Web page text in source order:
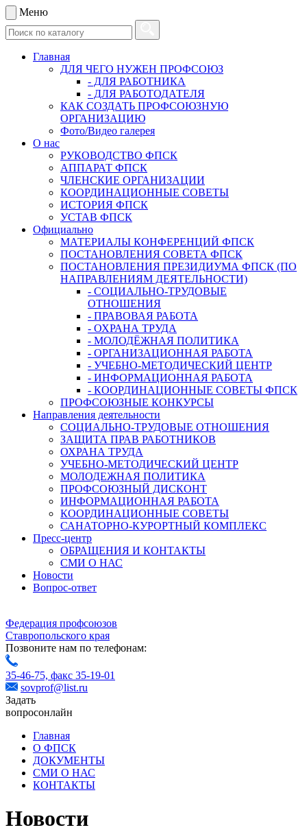
Меню
Главная
ДЛЯ ЧЕГО НУЖЕН ПРОФСОЮЗ
- ДЛЯ РАБОТНИКА
- ДЛЯ РАБОТОДАТЕЛЯ
КАК СОЗДАТЬ ПРОФСОЮЗНУЮ
ОРГАНИЗАЦИЮ
Фото/Видео галерея
О нас
РУКОВОДСТВО ФПСК
АППАРАТ ФПСК
ЧЛЕНСКИЕ ОРГАНИЗАЦИИ
КООРДИНАЦИОННЫЕ СОВЕТЫ
ИСТОРИЯ ФПСК
УСТАВ ФПСК
Официально
МАТЕРИАЛЫ КОНФЕРЕНЦИЙ ФПСК
ПОСТАНОВЛЕНИЯ СОВЕТА ФПСК
ПОСТАНОВЛЕНИЯ ПРЕЗИДИУМА ФПСК (ПО
НАПРАВЛЕНИЯМ ДЕЯТЕЛЬНОСТИ)
- СОЦИАЛЬНО-ТРУДОВЫЕ
ОТНОШЕНИЯ
- ПРАВОВАЯ РАБОТА
- ОХРАНА ТРУДА
- МОЛОДЁЖНАЯ ПОЛИТИКА
- ОРГАНИЗАЦИОННАЯ РАБОТА
- УЧЕБНО-МЕТОДИЧЕСКИЙ ЦЕНТР
- ИНФОРМАЦИОННАЯ РАБОТА
- КООРДИНАЦИОННЫЕ СОВЕТЫ ФПСК
ПРОФСОЮЗНЫЕ КОНКУРСЫ
Направления деятельности
СОЦИАЛЬНО-ТРУДОВЫЕ ОТНОШЕНИЯ
ЗАЩИТА ПРАВ РАБОТНИКОВ
ОХРАНА ТРУДА
УЧЕБНО-МЕТОДИЧЕСКИЙ ЦЕНТР
МОЛОДЕЖНАЯ ПОЛИТИКА
ПРОФСОЮЗНЫЙ ДИСКОНТ
ИНФОРМАЦИОННАЯ РАБОТА
КООРДИНАЦИОННЫЕ СОВЕТЫ
САНАТОРНО-КУРОРТНЫЙ КОМПЛЕКС
Пресс-центр
ОБРАЩЕНИЯ И КОНТАКТЫ
СМИ О НАС
Новости
Вопрос-ответ
Федерация профсоюзов
Ставропольского края
Позвоните нам по телефонам:
35-46-75, факс 35-19-01
sovprof@list.ru
Задать
вопросонлайн
Главная
О ФПСК
ДОКУМЕНТЫ
СМИ О НАС
КОНТАКТЫ
Новости